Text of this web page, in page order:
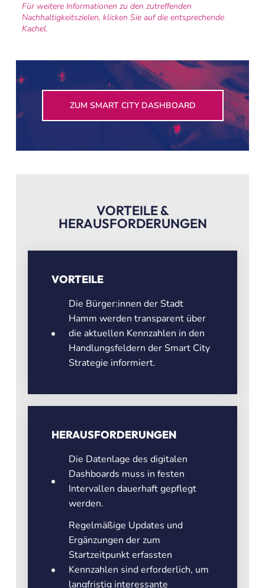
Für weitere Informationen zu den zutreffenden
Nachhaltigkeitszielen, klicken Sie auf die entsprechende
Kachel.
ZUM SMART CITY DASHBOARD
VORTEILE &
HERAUSFORDERUNGEN
VORTEILE
Die Bürger:innen der Stadt
Hamm werden transparent über
die aktuellen Kennzahlen in den
Handlungsfeldern der Smart City
Strategie informiert.
HERAUSFORDERUNGEN
Die Datenlage des digitalen
Dashboards muss in festen
Intervallen dauerhaft gepflegt
werden.
Regelmäßige Updates und
Ergänzungen der zum
Startzeitpunkt erfassten
Kennzahlen sind erforderlich, um
langfristig interessante